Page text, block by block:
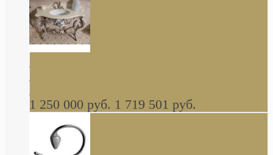
стиле барокко, из массива дерева, светло
коричневый матовый окрас + серебро
1 250 000 руб. 1 719 501 руб.